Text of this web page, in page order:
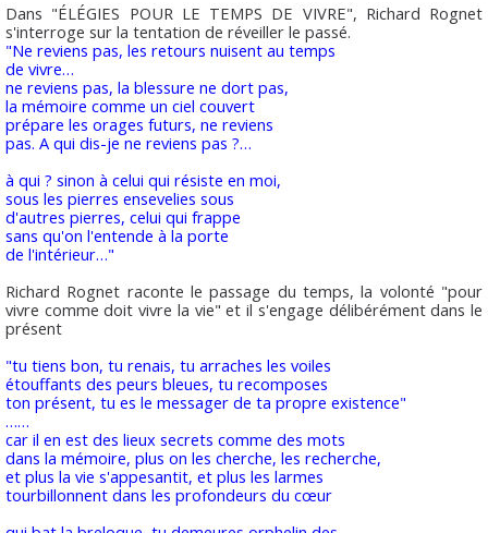
Dans "ÉLÉGIES POUR LE TEMPS DE VIVRE", Richard Rognet
s'interroge sur la tentation de réveiller le passé.
"Ne reviens pas, les retours nuisent au temps
de vivre…
ne reviens pas, la blessure ne dort pas,
la mémoire comme un ciel couvert
prépare les orages futurs, ne reviens
pas. A qui dis-je ne reviens pas ?…
à qui ? sinon à celui qui résiste en moi,
sous les pierres ensevelies sous
d'autres pierres, celui qui frappe
sans qu'on l'entende à la porte
de l'intérieur…"
Richard Rognet raconte le passage du temps, la volonté "pour
vivre comme doit vivre la vie" et il s'engage délibérément dans le
présent
"tu tiens bon, tu renais, tu arraches les voiles
étouffants des peurs bleues, tu recomposes
ton présent, tu es le messager de ta propre existence"
……
car il en est des lieux secrets comme des mots
dans la mémoire, plus on les cherche, les recherche,
et plus la vie s'appesantit, et plus les larmes
tourbillonnent dans les profondeurs du cœur